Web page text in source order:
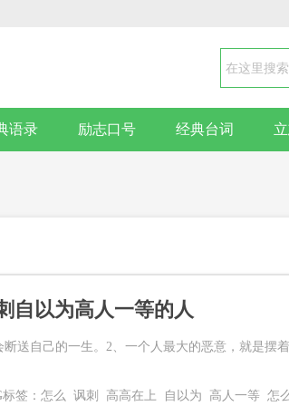
语录 励志口号 经典台词
自以为高人一等的人
送自己的一生。2、一个人最大的恶意，就是摆
标签：怎么 讽刺 高高在上 自以为 高人一等 怎